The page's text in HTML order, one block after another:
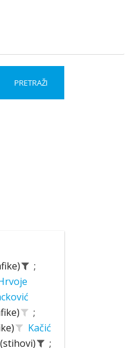
PRETRAŽI
;
;
Kačić
(stihovi)
;